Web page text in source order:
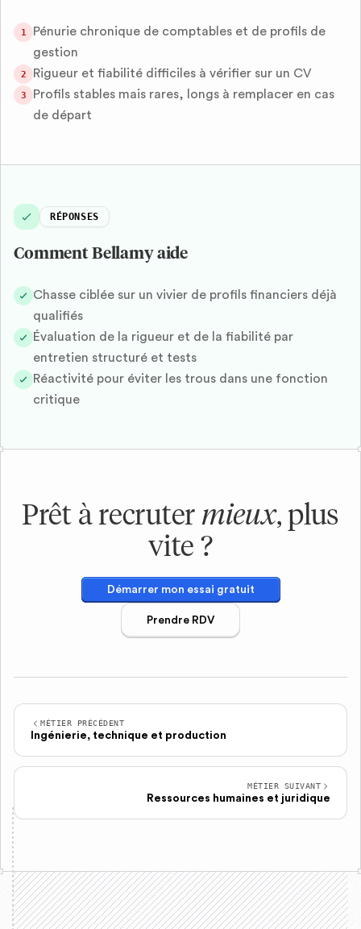
1
Pénurie chronique de comptables et de profils de
gestion
2 Rigueur et fiabilité difficiles à vérifier sur un CV
3
Profils stables mais rares, longs à remplacer en cas
de départ
RÉPONSES
Comment Bellamy aide
Chasse ciblée sur un vivier de profils financiers déjà
qualifiés
Évaluation de la rigueur et de la fiabilité par
entretien structuré et tests
Réactivité pour éviter les trous dans une fonction
critique
Prêt à recruter mieux, plus
vite ?
Démarrer mon essai gratuit
Prendre RDV
MÉTIER PRÉCÉDENT
Ingénierie, technique et production
MÉTIER SUIVANT
Ressources humaines et juridique